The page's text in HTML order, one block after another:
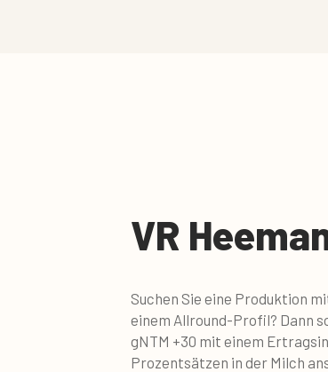
VR
Suchen Sie eine Produktion
einem Allround-Profil? Dann
gNTM +30 mit einem
Prozentsätzen in der Milch